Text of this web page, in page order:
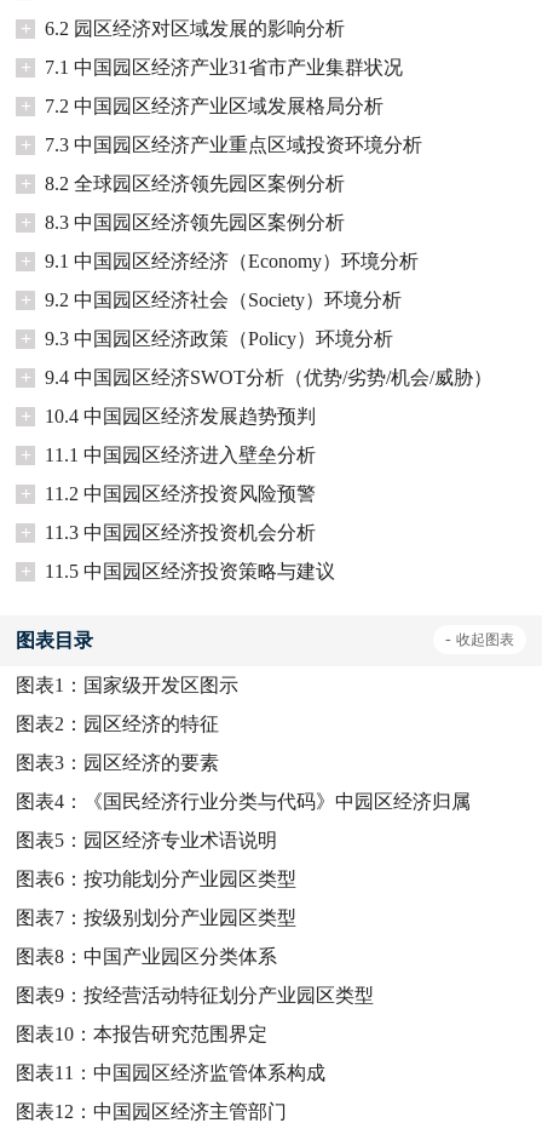
+
6.2 园区经济对区域发展的影响分析
+
7.1 中国园区经济产业31省市产业集群状况
+
7.2 中国园区经济产业区域发展格局分析
+
7.3 中国园区经济产业重点区域投资环境分析
+
8.2 全球园区经济领先园区案例分析
+
8.3 中国园区经济领先园区案例分析
+
9.1 中国园区经济经济（Economy）环境分析
+
9.2 中国园区经济社会（Society）环境分析
+
9.3 中国园区经济政策（Policy）环境分析
+
9.4 中国园区经济SWOT分析（优势/劣势/机会/威胁）
+
10.4 中国园区经济发展趋势预判
+
11.1 中国园区经济进入壁垒分析
+
11.2 中国园区经济投资风险预警
+
11.3 中国园区经济投资机会分析
+
11.5 中国园区经济投资策略与建议
图表目录 - 收起图表
图表1： 国家级开发区图示
图表2： 园区经济的特征
图表3： 园区经济的要素
图表4：
《国民经济行业分类与代码》中园区经济归属
图表5： 园区经济专业术语说明
图表6：按功能划分产业园区类型
图表7：按级别划分产业园区类型
图表8：中国产业园区分类体系
图表9：按经营活动特征划分产业园区类型
图表10：本报告研究范围界定
图表11：中国园区经济监管体系构成
图表12：中国园区经济主管部门